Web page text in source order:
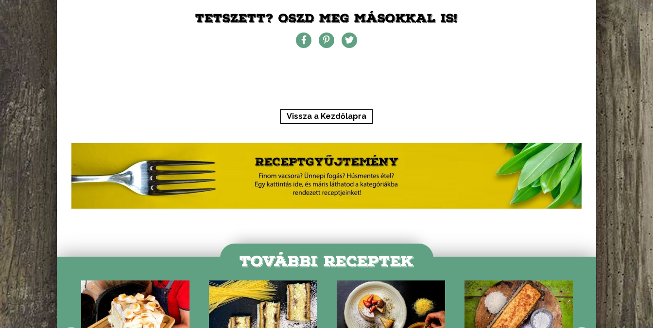
TETSZETT? OSZD MEG MÁSOKKAL IS!
Vissza a Kezdőlapra
TOVÁBBI RECEPTEK